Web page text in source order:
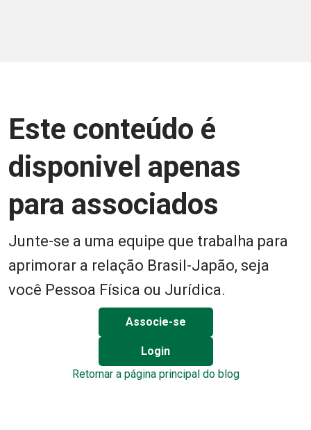
Este conteúdo é
disponivel apenas
para associados
Junte-se a uma equipe que trabalha para
aprimorar a relação Brasil-Japão, seja
você Pessoa Física ou Jurídica.
Associe-se
Login
Retornar a página principal do blog